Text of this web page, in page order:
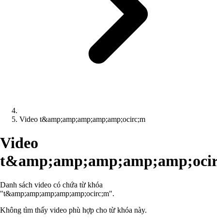
Video t&amp;amp;amp;amp;amp;ocirc;m
Video
Danh sách video có chứa từ khóa
"t&amp;amp;amp;amp;amp;ocirc;m".
Không tìm thấy video phù hợp cho từ khóa này.